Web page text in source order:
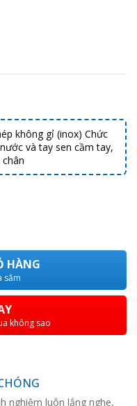
không gỉ (inox) Chức
và tay sen cầm tay,
HÀNG
sắm
không sao
nghiệm luôn lắng nghe,